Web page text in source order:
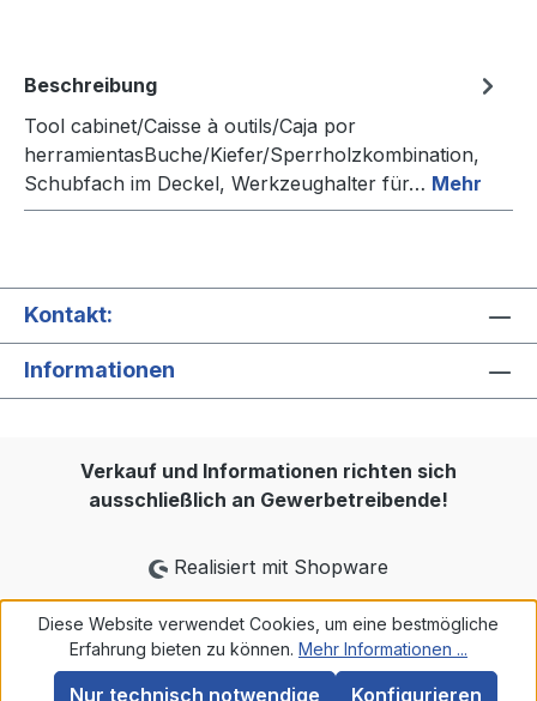
Beschreibung
Tool cabinet/Caisse à outils/Caja por
herramientasBuche/Kiefer/Sperrholzkombination,
Schubfach im Deckel, Werkzeughalter für… Mehr
Kontakt:
Informationen
Verkauf und Informationen richten sich
ausschließlich an Gewerbetreibende!
Realisiert mit Shopware
Diese Website verwendet Cookies, um eine bestmögliche
Erfahrung bieten zu können. Mehr Informationen ...
Nur technisch notwendige Konfigurieren